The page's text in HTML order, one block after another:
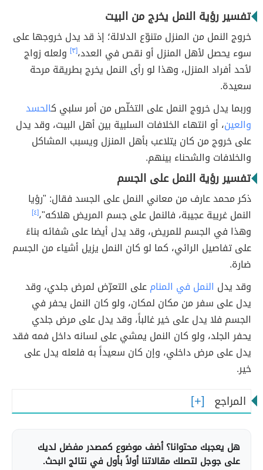
تفسير رؤية النمل يخرج من البيت
خروج النمل من المنزل متنوّع الدلالة؛ إذ قد يدل خروجها على
سوء يحصل لأهل المنزل أو نقص في العدد،[٣]
ولعله زواج
لأحد أفراد المنزل، وهذا لو رأى النمل يخرج بطريقة مرحة
سعيدة.
وربما يدل خروج النمل على التخلّص من أمر سلبي كالحسد
والعين، أو انتهاء الخلافات السلبية بين أهل البيت، وقد يدل
على خروج من كان يتلاعب بأهل المنزل ويسبب المشاكل
والخلافات والشحناء بينهم.
تفسير رؤية النمل على الجسم
ذكر محمد عارف من معاني النمل على الجسد فقال: "رؤيا
النمل غريبة عجيبة، فالنمل على جسم المريض هلاكه"،[٤]
وهذا في الجسم للمريض، وقد يدل أيضا على شفائه بناءً
على تفاصيل الرائي، كما لو كان النمل يزيل أشياء من الجسم
ضارة.
وقد يدل النمل في المنامعلى التعرّض لمرض جلدي، وقد
يدل على سفر من مكان لمكان، ولو كان النمل يحفر في
الجسم فلا يدل على خير غالباً، وقد يدل على مرض جلدي
يحفر الجلد، ولو كان النمل يمشي على لسانه داخل فمه فقد
يدل على مرض داخلي، وإن كان سعيداً به فلعله يدل على
خير.
المراجع
هل يعجبك محتوانا؟ أضف موضوع كمصدر مفضل لديك
على جوجل لتصلك مقالاتنا أولاً بأول في نتائج البحث.